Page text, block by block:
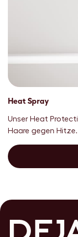
Heat Spray
Unser Heat
Haare gegen Hitze.